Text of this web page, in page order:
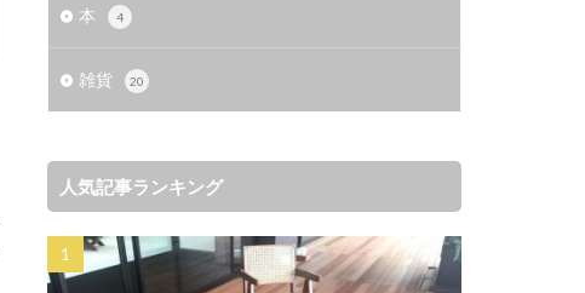
本 4
雑貨 20
人気記事ランキング